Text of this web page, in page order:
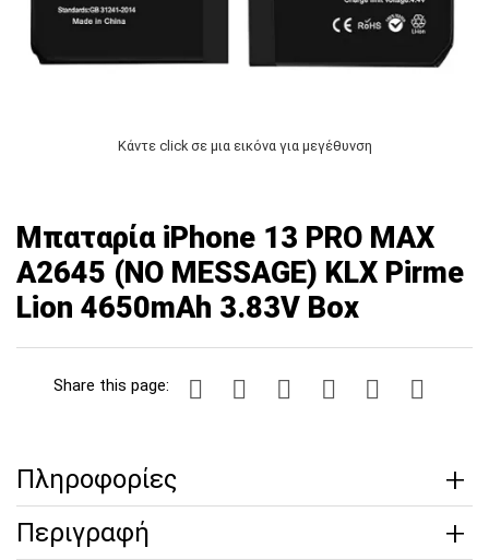
Κάντε click σε μια εικόνα για μεγέθυνση
Μπαταρία iPhone 13 PRO MAX
A2645 (NO MESSAGE) KLX Pirme
Lion 4650mAh 3.83V Box
Share this page:
Πληροφορίες
Περιγραφή